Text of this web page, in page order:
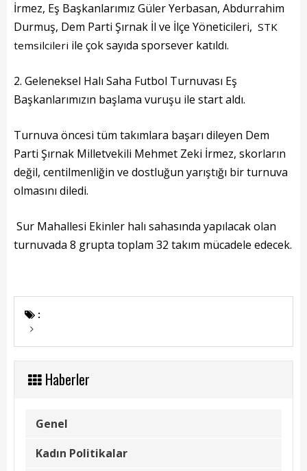
Sicil Arama
Şikayet Bildirim Formu
Başkan
Başkanın Özgeçmişi
Başkanın Mesajı
Başkanın Albümü
Başkana Mesaj
Tamamlanan Projeler
Devam Eden Projeler
Haberler
Genel
Kadın Politikalar
İrmez, Eş Başkanlarımız Güler Yerbasan, Abdurrahim
Durmuş, Dem Parti Şırnak İl ve İlçe Yöneticileri, STK
temsilcileri ile çok sayıda sporsever katıldı.
2. Geleneksel Halı Saha Futbol Turnuvası Eş
Başkanlarımızın başlama vuruşu ile start aldı.
Turnuva öncesi tüm takımlara başarı dileyen Dem
Parti Şırnak Milletvekili Mehmet Zeki İrmez, skorların
değil, centilmenliğin ve dostluğun yarıştığı bir turnuva
olmasını diledi.
Sur Mahallesi Ekinler halı sahasında yapılacak olan
turnuvada 8 grupta toplam 32 takım mücadele edecek.
:
Haberler
Genel
Kadın Politikalar